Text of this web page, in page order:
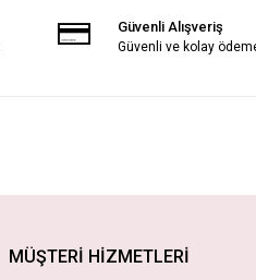
Güvenli Alışveriş
Güvenli ve kolay
MÜŞTERİ HİZMETLERİ